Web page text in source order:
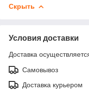
Скрыть
Условия доставки
Доставка
Самовывоз
Доставка курьером